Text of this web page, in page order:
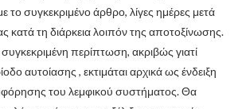
το συγκεκριμένο άρθρο, λίγες ημέρες μετά
κατά τη διάρκεια λοιπόν της αποτοξίνωσης.
περίπτωση, ακριβώς γιατί
αυτοίασης , εκτιμάται αρχικά ως ένδειξη
του λεμφικού συστήματος. Θα